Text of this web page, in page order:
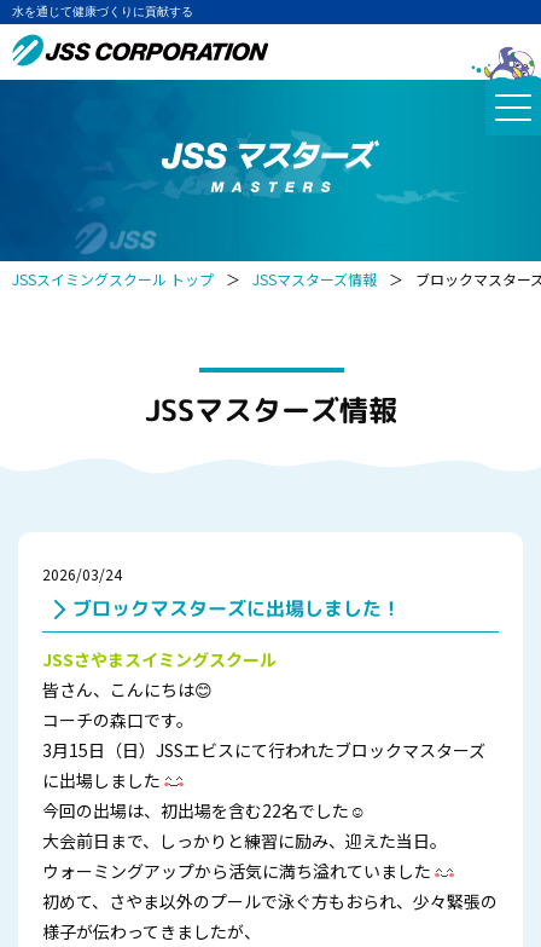
水を通じて健康づくりに貢献する
JSSスイミングスクール トップ ＞ JSSマスターズ情報 ＞ ブロックマスター
JSSマスターズ情報
2026/03/24
ブロックマスターズに出場しました！
JSSさやまスイミングスクール
皆さん、こんにちは😊
コーチの森口です。
3月15日（日）JSSエビスにて行われたブロックマスターズ
に出場しました
今回の出場は、初出場を含む22名でした☺
大会前日まで、しっかりと練習に励み、迎えた当日。
ウォーミングアップから活気に満ち溢れていました
初めて、さやま以外のプールで泳ぐ方もおられ、少々緊張の
様子が伝わってきましたが、